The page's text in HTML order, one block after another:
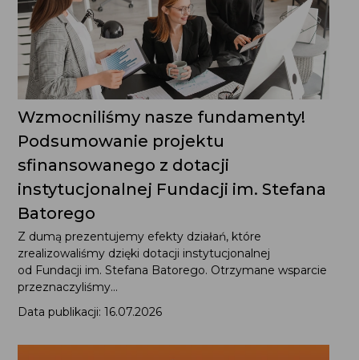
Wzmocniliśmy nasze fundamenty!
Podsumowanie projektu
sfinansowanego z dotacji
instytucjonalnej Fundacji im. Stefana
Batorego
Z dumą prezentujemy efekty działań, które
zrealizowaliśmy dzięki dotacji instytucjonalnej
od Fundacji im. Stefana Batorego. Otrzymane wsparcie
przeznaczyliśmy...
Data publikacji: 16.07.2026